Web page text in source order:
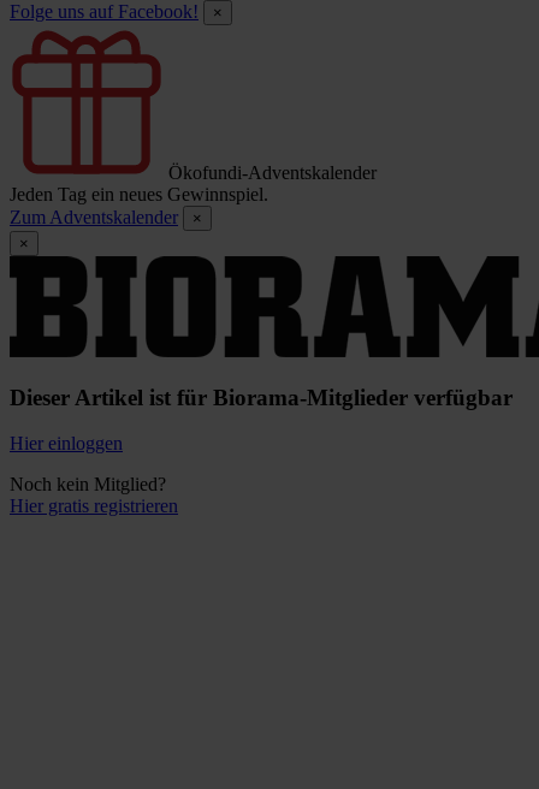
Folge uns auf Facebook!
×
Ökofundi-Adventskalender
Jeden Tag ein neues Gewinnspiel.
Zum Adventskalender
×
×
Dieser Artikel ist für Biorama-Mitglieder verfügbar
Hier einloggen
Noch kein Mitglied?
Hier gratis registrieren